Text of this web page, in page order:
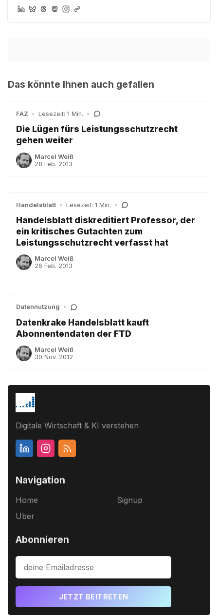
Das könnte Ihnen auch gefallen
FAZ • Lesezeit: 1 Min. •
Die Lügen fürs Leistungsschutzrecht
gehen weiter
Marcel Weiß
28 Feb. 2013
Handelsblatt • Lesezeit: 1 Min. •
Handelsblatt diskreditiert Professor, der
ein kritisches Gutachten zum
Leistungsschutzrecht verfasst hat
Marcel Weiß
26 Feb. 2013
Datennutzung •
Datenkrake Handelsblatt kauft
Abonnentendaten der FTD
Marcel Weiß
30 Nov. 2012
Digitale Wirtschaft & KI verstehen
Navigation
Home
Über
Signup
Abonnieren
JETZT BEITRETEN